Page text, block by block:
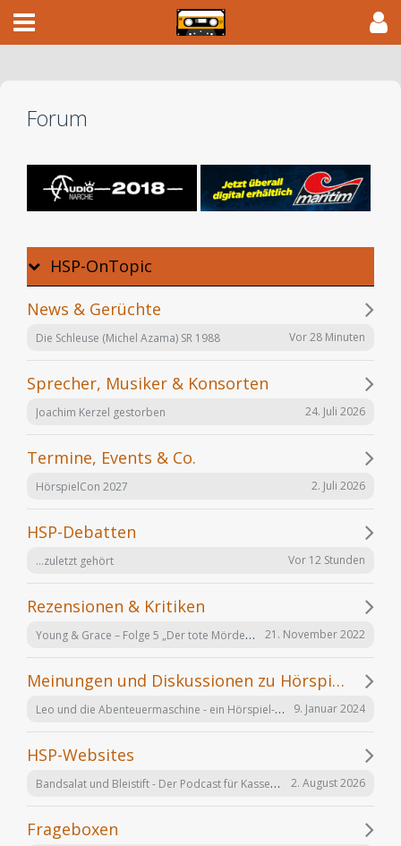
Forum
HSP-OnTopic
News & Gerüchte
Die Schleuse (Michel Azama) SR 1988 Vor 28 Minuten
Sprecher, Musiker & Konsorten
Joachim Kerzel gestorben 24. Juli 2026
Termine, Events & Co.
HörspielCon 2027 2. Juli 2026
HSP-Debatten
...zuletzt gehört Vor 12 Stunden
Rezensionen & Kritiken
Young & Grace – Folge 5 „Der tote Mörder“ von TOS Hörfabrik 21. November 2022
Meinungen und Diskussionen zu Hörspielen und Hörbüchern
Leo und die Abenteuermaschine - ein Hörspiel-Desaster mit Happy End 9. Januar 2024
HSP-Websites
Bandsalat und Bleistift - Der Podcast für Kassetten-Kinder 2. August 2026
Frageboxen